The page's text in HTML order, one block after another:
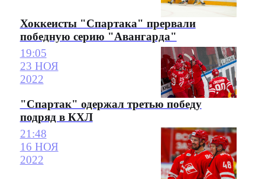
Хоккеисты "Спартака" прервали
победную серию "Авангарда"
19:05
23 НОЯ
2022
"Спартак" одержал третью победу
подряд в КХЛ
21:48
16 НОЯ
2022